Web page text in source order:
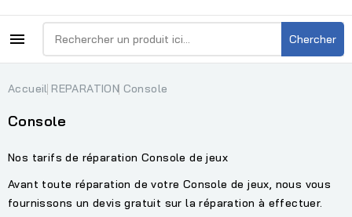
 Chercher
Accueil REPARATION Console
Console
Nos tarifs de réparation Console de jeux
Avant toute réparation de votre Console de jeux, nous vous
fournissons un devis gratuit sur la réparation à effectuer.